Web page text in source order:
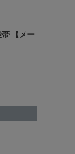
【メー